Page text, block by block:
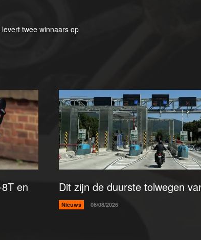
twee winnaars op
en
Dit zijn de duurste tolwegen
Nieuws 06/08/2026